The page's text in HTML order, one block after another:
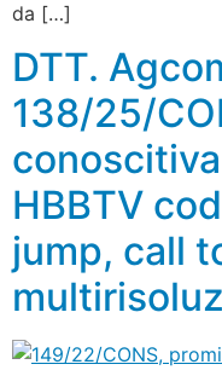
da […]
DTT.
138/25/
HBBTV
jump, call